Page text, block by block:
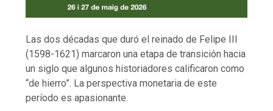
Las dos décadas que duró el reinado de Felipe III
(1598-1621) marcaron una etapa de transición hacia
un siglo que algunos historiadores calificaron como
“de hierro”. La perspectiva monetaria de este
período es apasionante.